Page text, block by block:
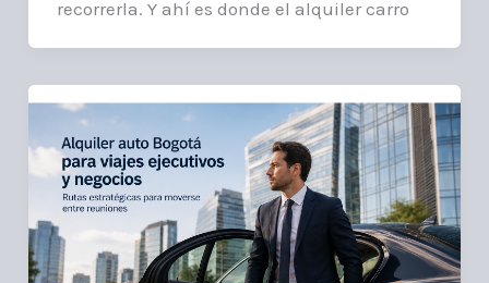
recorrerla. Y ahí es donde el alquiler carro